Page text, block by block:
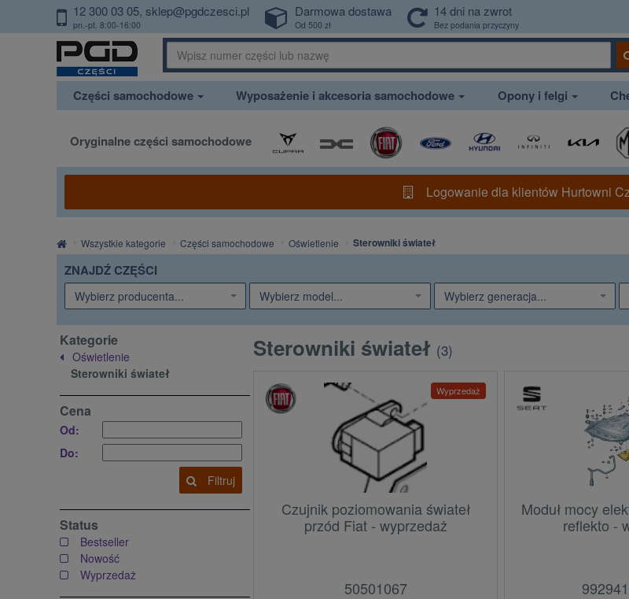
PrzejdzDoTresci
12 300 03 05 sklep@pgdczesci.pl
pn.-pt. 8:00-16:00
Darmowa dostawa
Od 500 zł
14 dni na zwrot
Bez podania przyczyny
Części samochodowe Wyposażenie i akcesoria samochodowe Opony i felgi
Oryginalne części samochodowe
Logowanie dla klientów Hurtowni
Strona
główna
Wszystkie kategorie Części samochodowe Oświetlenie Sterowniki świateł
ZNAJDŹ CZĘŚCI
Wybierz producenta... Wybierz model... Wybierz generacja...
Kategorie
Oświetlenie
Sterowniki świateł
Cena
Od:
Do:
Filtruj
Status
Bestseller
Nowość
Wyprzedaż
Sterowniki świateł (3)
Wyprzedaż
Czujnik poziomowania świateł
przód Fiat - wyprzedaż
50501067
Moduł mocy
reflekto -